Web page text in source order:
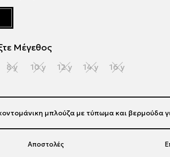
Μέγεθος
8 y 10 y 12 y 14 y 16 y
Αποστολές
μπλούζα με τύπωμα και βερμούδα